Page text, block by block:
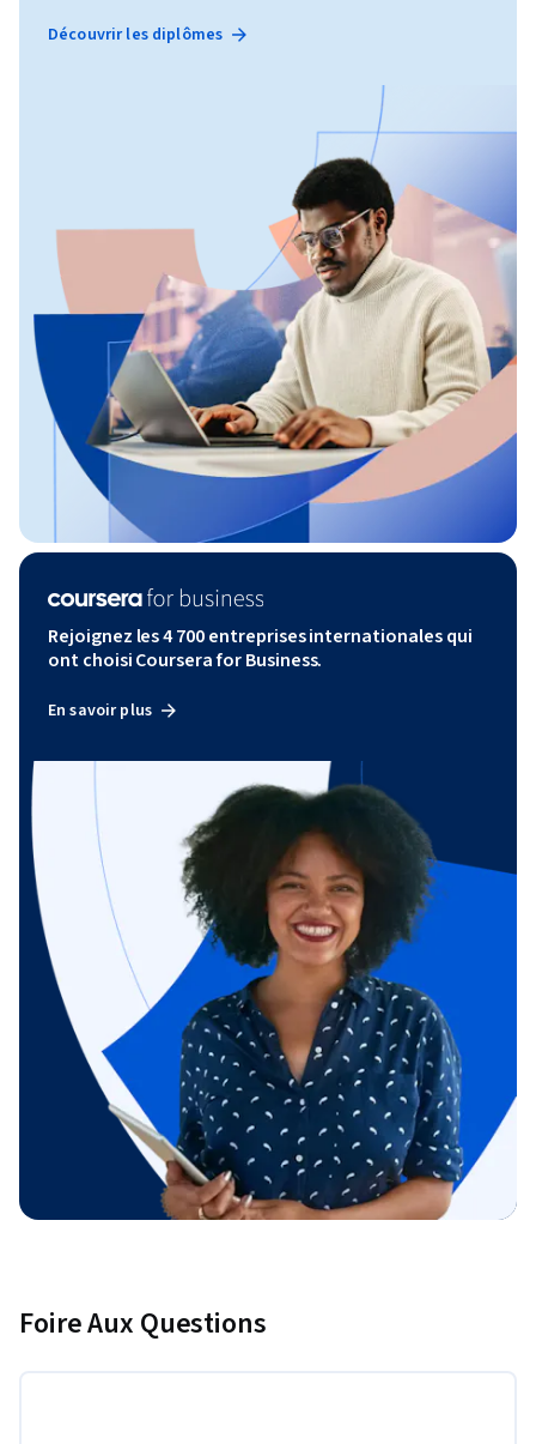
Découvrir les diplômes
Rejoignez les 4 700 entreprises internationales qui
ont choisi Coursera for Business.
En savoir plus
Foire Aux Questions